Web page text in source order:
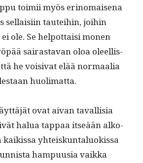
toimii myös eri­no­maise­na
sel­l­aisi­in tautei­hin, joi­hin
ole. Se helpot­taisi mon­en
sairas­ta­van oloa oleel­lis­
he voisi­vat elää nor­maalia
huolimatta.
ovat aivan taval­lisia
halua tap­paa itseään alko­
kaikissa yhteiskun­talu­okissa
ham­pu­u­sia vaik­ka